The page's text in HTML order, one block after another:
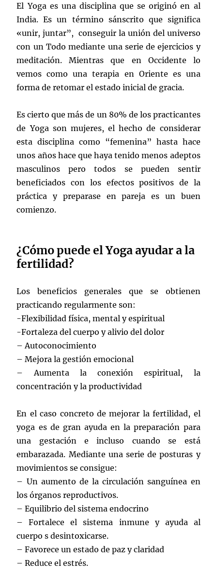
El Yoga es una disciplina que se originó en al
India. Es un término sánscrito que significa
«unir, juntar”, conseguir la unión del universo
con un Todo mediante una serie de ejercicios y
meditación. Mientras que en Occidente lo
vemos como una terapia en Oriente es una
forma de retomar el estado inicial de gracia.
Es cierto que más de un 80% de los practicantes
de Yoga son mujeres, el hecho de considerar
esta disciplina como “femenina” hasta hace
unos años hace que haya tenido menos adeptos
masculinos pero todos se pueden sentir
beneficiados con los efectos positivos de la
práctica y preparase en pareja es un buen
comienzo.
¿Cómo puede el Yoga ayudar a la
fertilidad?
Los beneficios generales que se obtienen
practicando regularmente son:
-Flexibilidad física, mental y espiritual
-Fortaleza del cuerpo y alivio del dolor
– Autoconocimiento
– Mejora la gestión emocional
– Aumenta la conexión espiritual, la
concentración y la productividad
En el caso concreto de mejorar la fertilidad, el
yoga es de gran ayuda en la preparación para
una gestación e incluso cuando se está
embarazada. Mediante una serie de posturas y
movimientos se consigue:
– Un aumento de la circulación sanguínea en
los órganos reproductivos.
– Equilibrio del sistema endocrino
– Fortalece el sistema inmune y ayuda al
cuerpo s desintoxicarse.
– Favorece un estado de paz y claridad
– Reduce el estrés.